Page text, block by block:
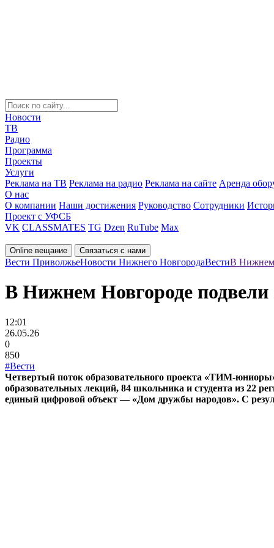
Новости
ТВ
Радио
Программа
Проекты
Услуги
Реклама на ТВ Реклама на радио Реклама на сайте Аренда
О нас
О компании Наши достижения Руководство Сотрудники
Проект с УФСБ
VK CLASSMATES TG Dzen RuTube Max
Online вещание Связаться с нами
Вести ПриволжьеНовости Нижнего НовгородаВестиВ Нижнем
В Нижнем Новгороде
12:01
26.05.26
0
850
#Вести
Четвертый поток образовательного проекта «ТИМ-
образовательных лекций, 84 школьника и студента из 22
единый цифровой объект — «Дом дружбы народов». С